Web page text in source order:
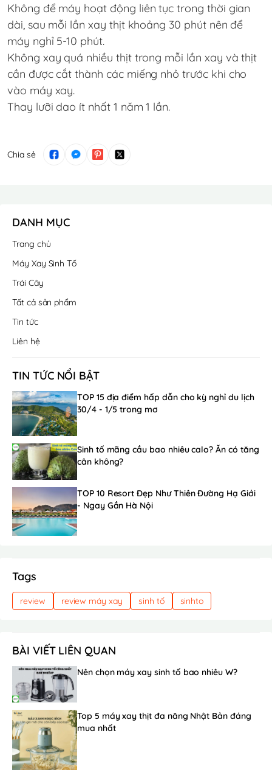
Không để máy hoạt động liên tục trong thời gian
dài, sau mỗi lần xay thịt khoảng 30 phút nên để
máy nghỉ 5-10 phút.
Không xay quá nhiều thịt trong mỗi lần xay và thịt
cần được cắt thành các miếng nhỏ trước khi cho
vào máy xay.
Thay lưỡi dao ít nhất 1 năm 1 lần.
Chia sẻ
DANH MỤC
Trang chủ
Máy Xay Sinh Tố
Trái Cây
Tất cả sản phẩm
Tin tức
Liên hệ
TIN TỨC NỔI BẬT
TOP 15 địa điểm hấp dẫn cho kỳ nghỉ du lịch
30/4 - 1/5 trong mơ
Sinh tố mãng cầu bao nhiêu calo? Ăn có tăng
cân không?
TOP 10 Resort Đẹp Như Thiên Đường Hạ Giới
- Ngay Gần Hà Nội
Tags
review review máy xay sinh tố sinhto
BÀI VIẾT LIÊN QUAN
Nên chọn máy xay sinh tố bao nhiêu W?
Top 5 máy xay thịt đa năng Nhật Bản đáng
mua nhất